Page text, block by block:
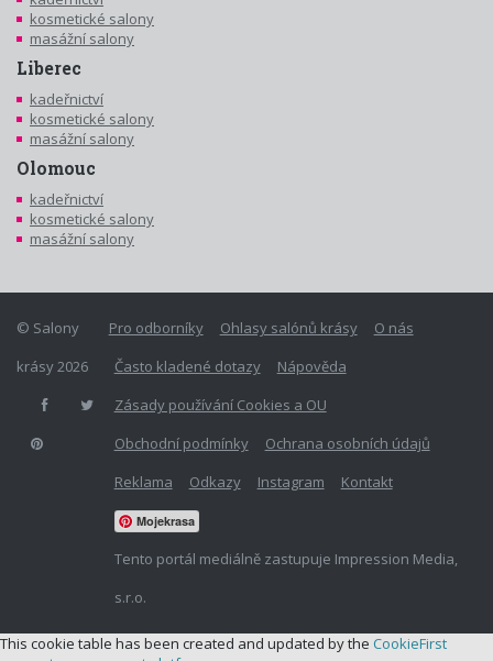
kosmetické salony
masážní salony
Liberec
kadeřnictví
kosmetické salony
masážní salony
Olomouc
kadeřnictví
kosmetické salony
masážní salony
Pro odborníky Ohlasy salónů krásy
O nás
Často kladené dotazy
Nápověda
Zásady používání Cookies a OU
Obchodní podmínky
Ochrana osobních údajů
Reklama
Odkazy Instagram Kontakt
Mojekrasa
Tento portál mediálně zastupuje Impression Media,
s.r.o.
© Salony
krásy 2026
This cookie table has been created and updated by the CookieFirst